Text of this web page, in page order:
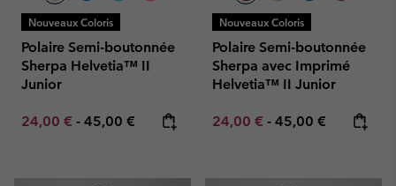
Nouveaux Coloris
Polaire Semi-boutonnée
Sherpa Helvetia™ II
Junior
Minimum sale price:
24,00 € - Maximum price:
45,00 €
Nouveaux Coloris
Polaire Semi-boutonnée
Sherpa avec Imprimé
Helvetia™ II Junior
Minimum sale price:
24,00 € - Maximum price:
45,00 €